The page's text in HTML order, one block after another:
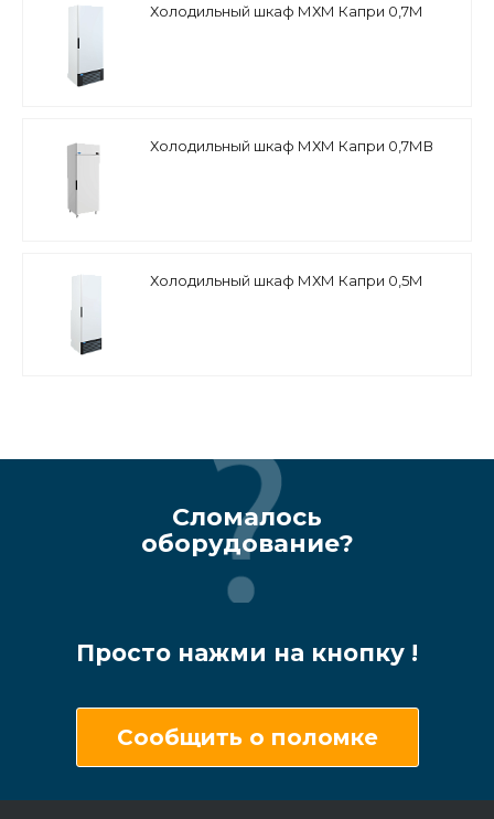
Холодильный шкаф МХМ Капри 0,7М
Холодильный шкаф МХМ Капри 0,7МВ
Холодильный шкаф МХМ Капри 0,5М
Сломалось
оборудование?
Просто нажми на кнопку !
Сообщить о поломке